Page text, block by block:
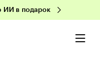
ИИ в подарок